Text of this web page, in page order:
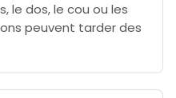
le dos, le cou ou les
peuvent tarder des